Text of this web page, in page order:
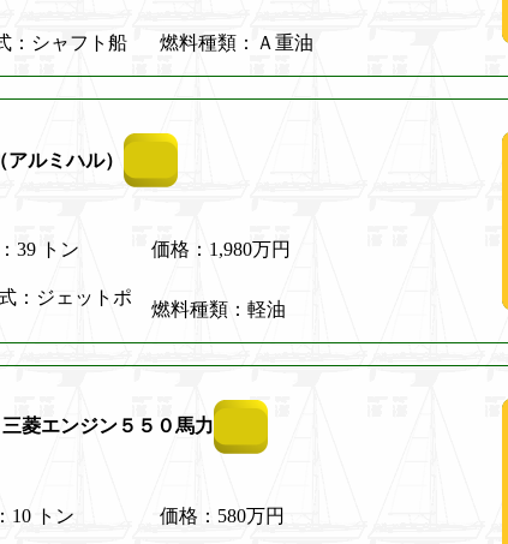
：シャフト船 燃料種類：Ａ重油
ルミハル）
39 トン 価格：1,980万円
：ジェットポ
燃料種類：軽油
菱エンジン５５０馬力
10 トン 価格：580万円